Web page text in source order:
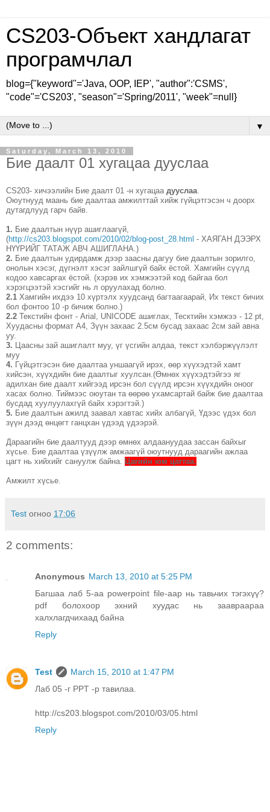
CS203-Объект хандлагат
програмчлал
blog={"keyword"='Java, OOP, IEP', "author":'CSMS',
"code"='CS203', "season"='Spring/2011', "week"=null}
▼
Saturday, March 13, 2010
Бие даалт 01 хугацаа дууслаа
CS203- хичээлийн Бие даалт 01 -н хугацаа дууслаа
Оюутнууд маань бие даалтаа амжилттай хийж гүйцэтгэсэн ч доорх
дутагдлууд гарч байв.
1. Бие даалтын нүүр ашиглаагүй,
(http://cs203.blogspot.com/2010/02/blog-post_28.html - ХАЯГАН ДЭЭРХ
НҮҮРИЙГ ТАТАЖ АВЧ АШИГЛАНА.)
2. Бие даалтын удирдамж дээр заасны дагуу бие даалтын зорилго,
онолын хэсэг, дүгнэлт хэсэг зайлшгүй байх ёстой. Хамгийн сүүлд
кодоо хавсаргах ёстой. (хэрэв их хэмжээтэй код байгаа бол
хэрэгцээтэй хэсгийг нь л оруулахад болно.
2.1 Хамгийн ихдээ 10 хүртэлх хуудсанд багтаагаарай, Их текст бичих
бол фонтоо 10 -р бичиж болно.)
2.2 Текстийн фонт - Arial, UNICODE ашиглах, Тесктийн хэмжээ - 12 pt,
Хуудасны формат A4, Зүүн захаас 2.5cм бусад захаас 2см зай авна
уу.
3. Цаасны зай ашиглалт муу, үг үсгийн алдаа, текст хэлбэржүүлэлт
муу
4. Гүйцэтгэсэн бие даалтаа уншаагүй ирэх, өөр хүүхэдтэй хамт
хийсэн, хүүхдийн бие даалтыг хуулсан.(Өмнөх хүүхэдтэйгээ яг
адилхан бие даалт хийгээд ирсэн бол сүүлд ирсэн хүүхдийн оноог
хасах болно. Тиймээс оюутан та өөрөө ухамсартай байж бие даалтаа
бусдад хуулуулахгүй байх хэрэгтэй.)
5. Бие даалтын ажилд заавал хавтас хийх албагүй, Үдээс үдэх бол
зүүн дээд өнцөгт ганцхан үдээд үдээрэй.
Дараагийн бие даалтууд дээр өмнөх алдаануудаа зассан байхыг
хүсье. Бие даалтаа үзүүлж амжаагүй оюутнууд дараагийн ажлаа
цагт нь хийхийг сануулж байна.
Цагийн юм цагтаа.
Амжилт хүсье.
Test огноо 17:06
2 comments:
Anonymous March 13, 2010 at 5:25 PM
Багшаа лаб 5-аа powerpoint file-аар нь тавьчих тэгэхүү?
pdf болохоор эхний хуудас нь заавраараа
халхлагдчихаад байна
Reply
Test
March 15, 2010 at 1:47 PM
Лаб 05 -г PPT -р тавилаа.
http://cs203.blogspot.com/2010/03/05.html
Reply